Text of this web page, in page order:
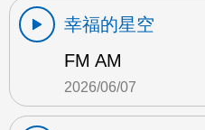
幸福的星空
FM AM
2026/06/07